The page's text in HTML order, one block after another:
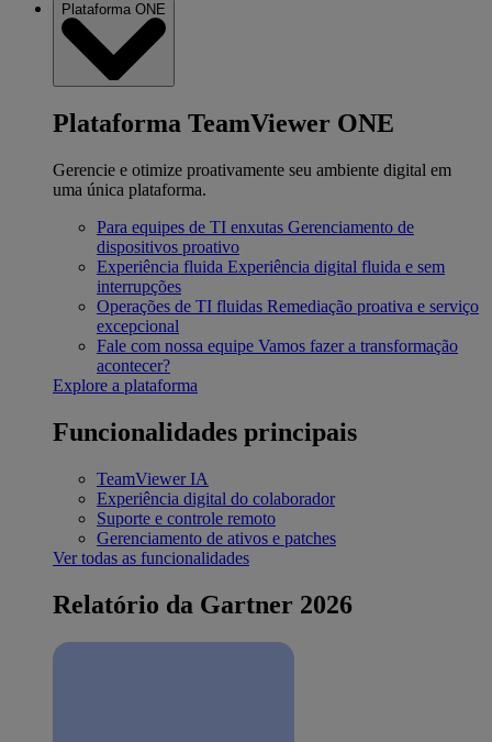
Plataforma ONE
Plataforma TeamViewer ONE
Gerencie e otimize proativamente seu ambiente digital em
uma única plataforma.
Para equipes de TI enxutas Gerenciamento de
dispositivos proativo
Experiência fluida Experiência digital fluida e sem
interrupções
Operações de TI fluidas Remediação proativa e serviço
excepcional
Fale com nossa equipe Vamos fazer a transformação
acontecer?
Explore a plataforma
Funcionalidades principais
TeamViewer IA
Experiência digital do colaborador
Suporte e controle remoto
Gerenciamento de ativos e patches
Ver todas as funcionalidades
Relatório da Gartner 2026